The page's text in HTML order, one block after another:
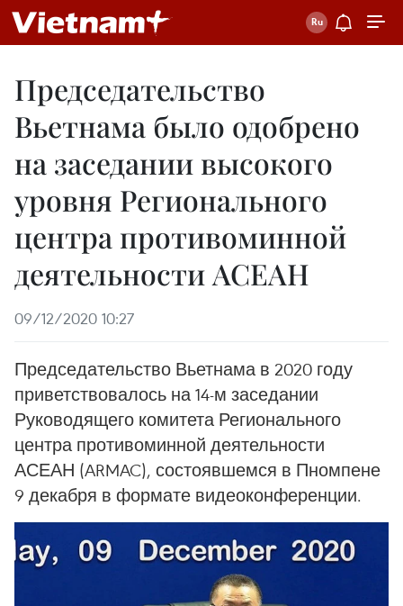
Председательство
Вьетнама было одобрено
на заседании высокого
уровня Регионального
центра противоминной
деятельности АСЕАН
09/12/2020 10:27
Председательство Вьетнама в 2020 году
приветствовалось на 14-м заседании
Руководящего комитета Регионального
центра противоминной деятельности
АСЕАН (ARMAC), состоявшемся в Пномпене
9 декабря в формате видеоконференции.